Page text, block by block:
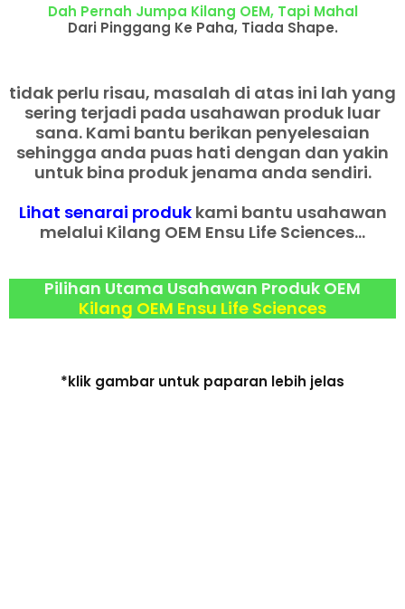
Dah Pernah Jumpa Kilang OEM, Tapi Mahal
Dari Pinggang Ke Paha, Tiada Shape.
tidak perlu risau, masalah di atas ini lah yang
sering terjadi pada usahawan produk luar
sana. Kami bantu berikan penyelesaian
sehingga anda puas hati dengan dan yakin
untuk bina produk jenama anda sendiri.
Lihat senarai produkkami bantu usahawan
melalui Kilang OEM Ensu Life Sciences...
Pilihan Utama Usahawan Produk OEM
Kilang OEM Ensu Life Sciences
*klik gambar untuk paparan lebih jelas